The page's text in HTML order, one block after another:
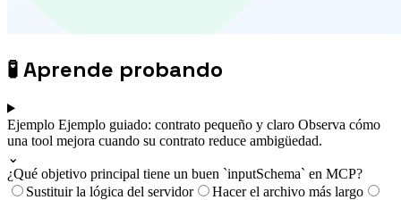
🧪Aprende probando
Ejemplo Ejemplo guiado: contrato pequeño y claro Observa cómo
una tool mejora cuando su contrato reduce ambigüedad.
⌄
¿Qué objetivo principal tiene un buen `inputSchema` en MCP?
Sustituir la lógica del servidor
Hacer el archivo más largo